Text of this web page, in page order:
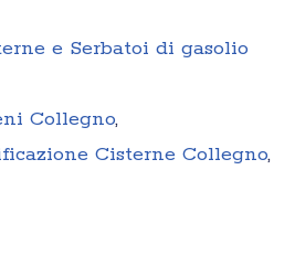
e Serbatoi di gasolio
Collegno,
Cisterne Collegno,